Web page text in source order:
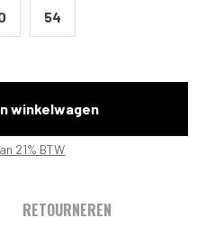
54
winkelwagen
21% BTW
RETOURNEREN